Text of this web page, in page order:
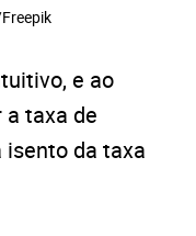
e ao
a taxa de
isento da taxa